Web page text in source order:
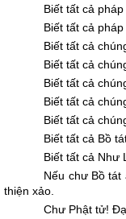
Biết tất cả
Biết tất cả pháp
Biết tất cả
Biết tất cả
Biết tất cả
Biết tất cả
Biết tất cả
Biết tất cả Bồ
Biết tất cả Như
Nếu chư Bồ
thiện xảo.
Chư Phật tử!